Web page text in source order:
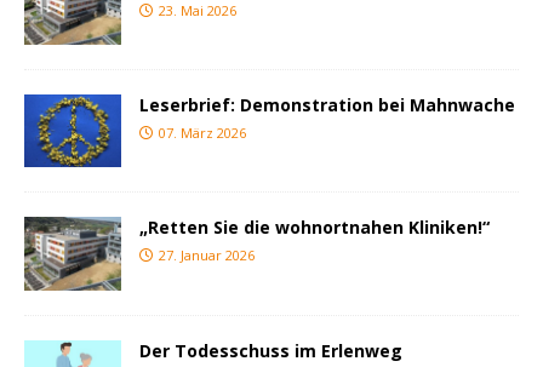
23. Mai 2026
Leserbrief: Demonstration bei Mahnwache
07. März 2026
„Retten Sie die wohnortnahen Kliniken!“
27. Januar 2026
Der Todesschuss im Erlenweg